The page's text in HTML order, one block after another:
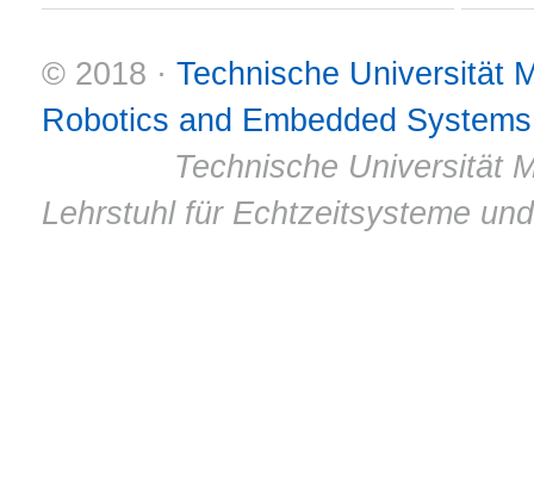
© 2018 · Technische Universität
Robotics and Embedded Systems
Technische Universität
Lehrstuhl für Echtzeitsysteme